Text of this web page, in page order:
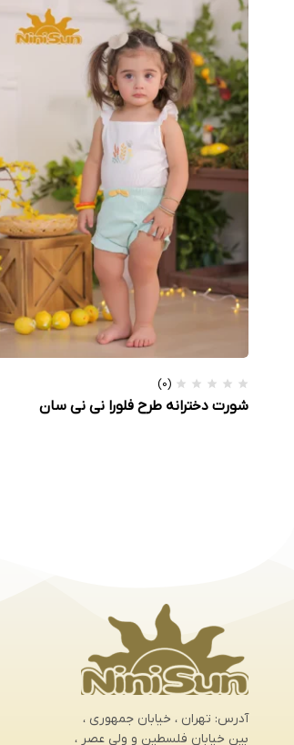
(0)
شورت دخترانه طرح فلورا نی نی سان
آدرس: تهران ، خیابان جمهوری ،
بین خیابان فلسطین و ولی عصر ،